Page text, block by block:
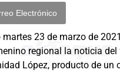
Electrónico
martes 23 de marzo de
regional la noticia
López, producto de un